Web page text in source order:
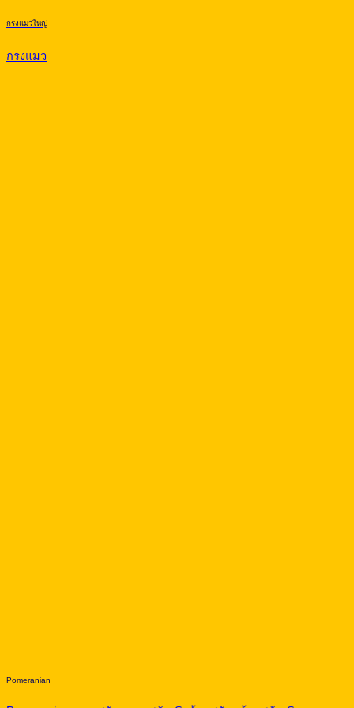
กรงแมวใหญ่
กรงแมว
Pomeranian